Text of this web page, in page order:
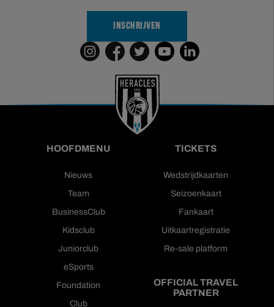
INSCHRIJVEN
HOOFDMENU
Nieuws
Team
BusinessClub
Kidsclub
Juniorclub
eSports
Foundation
Club
TICKETS
Wedstrijdkaarten
Seizoenkaart
Fankaart
Uitkaartregistratie
Re-sale platform
OFFICIAL TRAVEL
PARTNER